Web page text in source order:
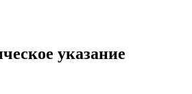
указание